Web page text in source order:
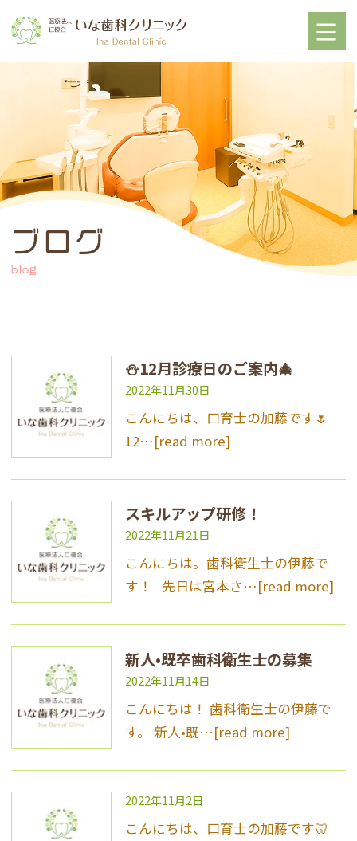
ブログ
blog
⛄️12月診療日のご案内🎄
2022年11月30日
こんにちは、口育士の加藤です🌷
12…[read more]
スキルアップ研修！
2022年11月21日
こんにちは。歯科衛生士の伊藤で
す！ 先日は宮本さ…[read more]
新人•既卒歯科衛生士の募集
2022年11月14日
こんにちは！ 歯科衛生士の伊藤で
す。 新人•既…[read more]
2022年11月2日
こんにちは、口育士の加藤です🦷